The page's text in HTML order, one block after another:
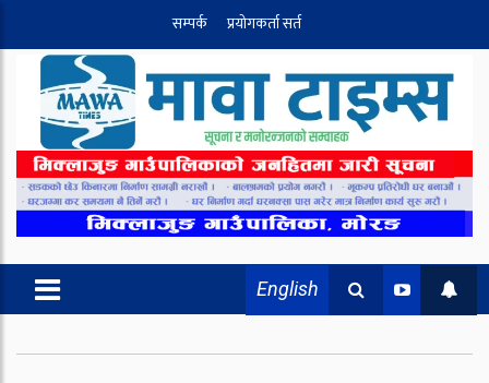
सम्पर्क प्रयोगकर्ता सर्त
English